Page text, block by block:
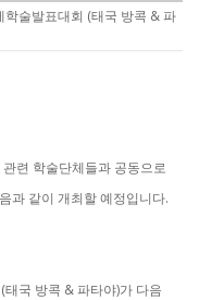
술발표대회 (태국 방콕 & 파
련 학술단체들과 공동으로
과 같이 개최할 예정입니다.
국 방콕 & 파타야)가 다음